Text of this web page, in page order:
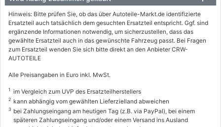
Hinweis: Bitte prüfen Sie, ob das über Autoteile-Markt.de identifizierte
Ersatzteil auch tatsächlich dem gesuchten Ersatzteil entspricht. Ggf. sind
ergänzende Informationen notwendig, um sicherzustellen, dass das
gewählte Ersatzteil auch in das gewünschte Fahrzeug passt. Bei Fragen
zum Ersatzteil wenden Sie sich bitte direkt an den Anbieter CRW-
AUTOTEILE
Alle Preisangaben in Euro inkl. MwSt.
1 im Vergleich zum UVP des Ersatzteilherstellers
2 kann abhängig vom gewählten Lieferzielland abweichen
3 bei Zahlungseingang am heutigen Tag (z.B. via PayPal), bei einem
späteren Zahlungseingang und/oder einem Versand ins Ausland